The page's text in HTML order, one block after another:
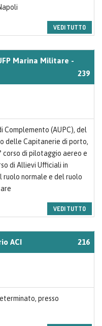
VEDI TUTTO
Marina Militare -
239
Complemento (AUPC), del
delle Capitanerie di porto,
corso di pilotaggio aereo e
di Allievi Ufficiali in
ruolo normale e del ruolo
VEDI TUTTO
ACI 216
presso